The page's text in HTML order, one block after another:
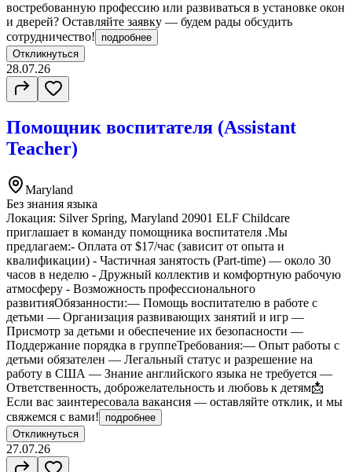
востребованную профессию или развиваться в установке окон
и дверей? Оставляйте заявку — будем рады обсудить
сотрудничество!
подробнее
Откликнуться
28.07.26
Помощник воспитателя (Assistant
Teacher)
Maryland
Без знания языка
Локация: Silver Spring, Maryland 20901 ELF Childcare
приглашает в команду помощника воспитателя .Мы
предлагаем:- Оплата от $17/час (зависит от опыта и
квалификации) - Частичная занятость (Part-time) — около 30
часов в неделю - Дружный коллектив и комфортную рабочую
атмосферу - Возможность профессионального
развитияОбязанности:— Помощь воспитателю в работе с
детьми — Организация развивающих занятий и игр —
Присмотр за детьми и обеспечение их безопасности —
Поддержание порядка в группеТребования:— Опыт работы с
детьми обязателен — Легальный статус и разрешение на
работу в США — Знание английского языка не требуется —
Ответственность, доброжелательность и любовь к детям📩
Если вас заинтересовала вакансия — оставляйте отклик, и мы
свяжемся с вами!
подробнее
Откликнуться
27.07.26